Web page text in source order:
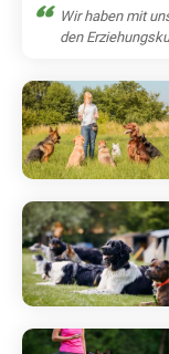
Wir haben mit
den